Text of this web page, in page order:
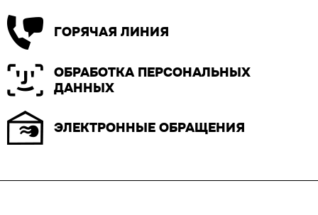
ГОРЯЧАЯ ЛИНИЯ
ОБРАБОТКА ПЕРСОНАЛЬНЫХ
ДАННЫХ
ЭЛЕКТРОННЫЕ ОБРАЩЕНИЯ